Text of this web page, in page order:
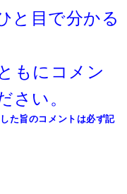
と目で分かる
もにコメン
さい。
た旨のコメントは必ず記